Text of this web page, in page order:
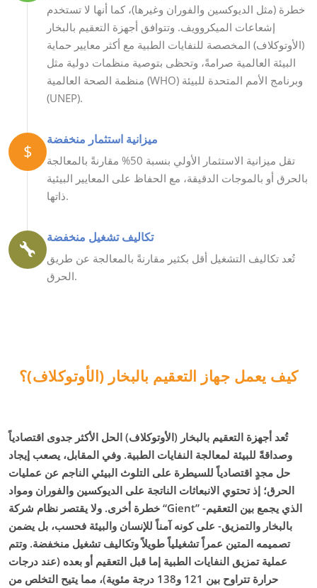
خطرة (مثل الديوكسين والفوران وغيرها)، كما أنها لا تستخدم
إشعاعات الميكروويف. وتتوافق أجهزة التعقيم بالبخار
(الأوتوكلاف) المخصصة للنفايات الطبية مع أكثر معايير حماية
البيئة العالمية صرامةً، وتحظى بتوصية منظمات دولية مثل
منظمة الصحة العالمية (WHO) وبرنامج الأمم المتحدة للبيئة
(UNEP).
$
ميزانية استثمار منخفضة
تقل ميزانية الاستثمار الأولي بنسبة 50% مقارنةً بالمعالجة
بالحرق أو بالموجات الدقيقة، مع الحفاظ على المعايير البيئية
ذاتها.
تكاليف تشغيل منخفضة
تُعد تكاليف التشغيل أقل بكثير مقارنةً بالمعالجة عن طريق
الحرق.
كيف يعمل جهاز التعقيم بالبخار (الأوتوكلاف)؟
تُعد أجهزة التعقيم بالبخار (الأوتوكلاف) الحل الأكثر جدوى اقتصادياً
وصداقةً للبيئة لمعالجة النفايات الطبية. وفي المقابل، يصعب إيجاد
حل مجدٍ اقتصادياً للسيطرة على التلوث البيئي الناجم عن عمليات
الحرق؛ إذ تحتوي الانبعاثات الناتجة على الديوكسين والفوران ومواد
خطرة أخرى. ولا يقتصر نظام شركة “Gient” -الذي يجمع بين التعقيم
بالبخار والتمزيق- على كونه آمناً للإنسان والبيئة فحسب، بل يضمن
تصميمه المتين عمراً تشغيلياً طويلاً وتكاليف تشغيل منخفضة. وتتم
عملية تمزيق النفايات الطبية إما قبل التعقيم أو بعده (عند درجات
حرارة تتراوح بين 121 و138 درجة مئوية)، مما يتيح التخلص من